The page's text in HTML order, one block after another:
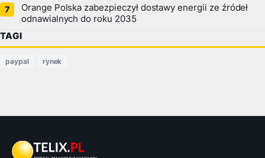
Orange Polska zabezpieczył dostawy energii ze źródeł
odnawialnych do roku 2035
TAGI
paypal rynek